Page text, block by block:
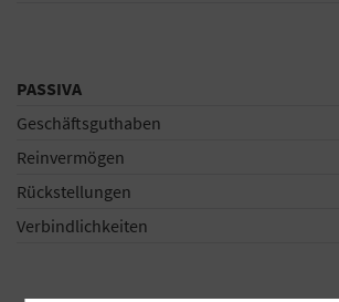
PASSIVA
Geschäftsguthaben
Reinvermögen
Rückstellungen
Verbindlichkeiten